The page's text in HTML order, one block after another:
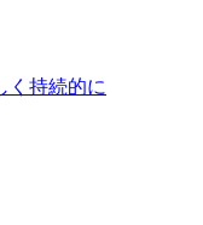
く持続的に